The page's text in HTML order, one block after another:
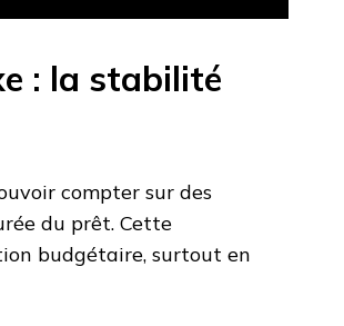
: la stabilité
compter sur des
du prêt. Cette
budgétaire, surtout en